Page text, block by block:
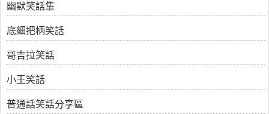
幽默笑話集
底細把柄笑話
哥吉拉笑話
小王笑話
普通話笑話分享區